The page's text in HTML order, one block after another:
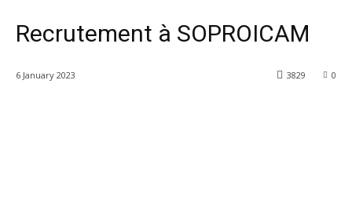
Recrutement à SOPROICAM
6 January 2023 0
3829